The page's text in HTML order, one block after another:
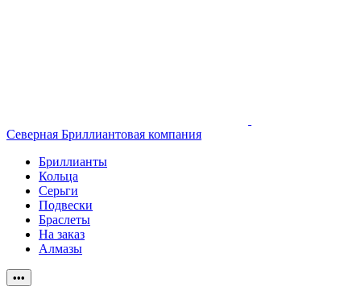
Северная Бриллиантовая компания
Бриллианты
Кольца
Серьги
Подвески
Браслеты
На заказ
Алмазы
•••